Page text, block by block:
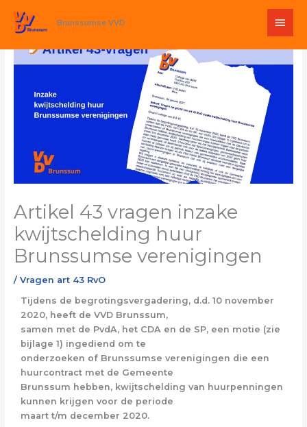
naar
inhoud
Brunssumse VVD
Artikel 43 vragen inzake
kwijtschelding huur
Brunssumse verenigingen
/ Vragen art 43 RvO
Tijdens de begrotingsvergadering, d.d. 10 november
2020, heeft de VVD Brunssum,
samen met de PvdA, het CDA en de SP, een motie (zie
bijlage 1) ingediend om te
onderzoeken of Brunssumse verenigingen die een
huurcontract met de Gemeente
Brunssum hebben, kwijtschelding van huurpenningen
kunnen krijgen voor de periode
maart t/m december 2020.